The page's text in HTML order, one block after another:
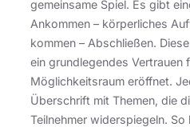
gemeinsame Spiel. Es gibt
Ankommen – körperliches
kommen – Abschließen.
ein grundlegendes Vertrauen
Möglichkeitsraum eröffnet.
Überschrift mit Themen, die
Teilnehmer widerspiegeln.